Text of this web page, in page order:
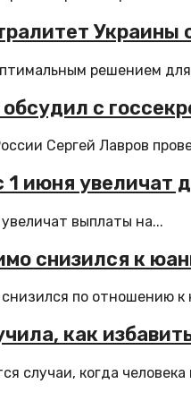
Украины
решением
с
Сергей Лавров
1 июня увеличат
выплаты на...
снизился к
по отношению к
как
случаи, когда человека